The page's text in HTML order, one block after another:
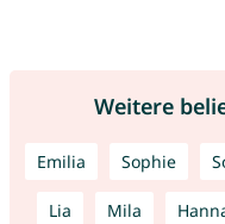
Weitere
Emilia Sophie
Lia Mila